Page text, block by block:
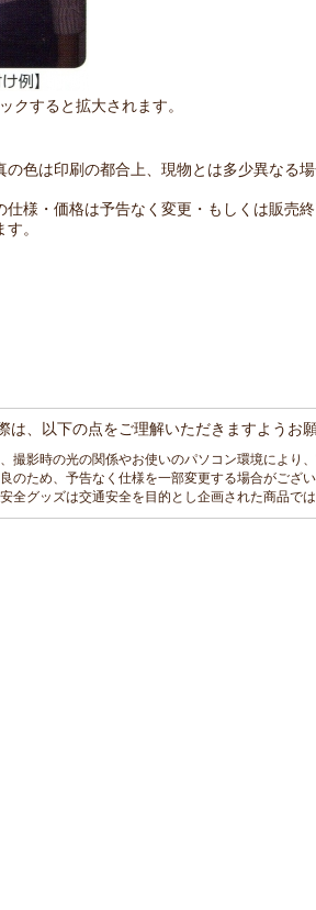
クすると拡大されます。
色は印刷の都合上、現物とは多少異なる
仕様・価格は予告なく変更・もしくは販売
。
は、以下の点をご理解いただきますようお
撮影時の光の関係やお使いのパソコン環境により
のため、予告なく仕様を一部変更する場合がござい
全グッズは交通安全を目的とし企画された商品で